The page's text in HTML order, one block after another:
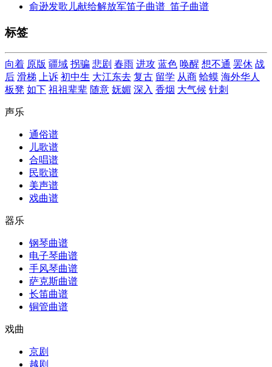
俞逊发歌儿献给解放军笛子曲谱_笛子曲谱
标签
向着 原版 疆域 拐骗 悲剧 春雨 进攻 蓝色 唤醒 想不通 罢休 战
后 滑梯 上诉 初中生 大江东去 复古 留学 从商 蛤蟆 海外华人
板凳 如下 祖祖辈辈 随意 妩媚 深入 香烟 大气候 针刺
声乐
通俗谱
儿歌谱
合唱谱
民歌谱
美声谱
戏曲谱
器乐
钢琴曲谱
电子琴曲谱
手风琴曲谱
萨克斯曲谱
长笛曲谱
铜管曲谱
戏曲
京剧
越剧